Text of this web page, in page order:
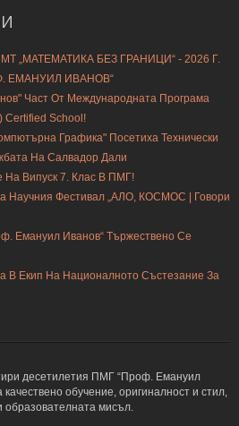
„МАТЕМАТИКА БЕЗ ГРАНИЦИ“ - 2026 Г.
ЕМАНУИЛ ИВАНОВ“
Част От Международната Програма
Certified School!
Графика" Посетиха Технически
На Салвадор Дали
Випуск 7. Клас В ПМГ!
Научния Фестивал „АЛО, КОСМОС | Говори
Емануил Иванов“ Тържествено Се
В Екип На Националното Състезание За
десетилетия ПМГ “Проф. Емануил
обучение, оригиналност и стил,
образователната мисъл.